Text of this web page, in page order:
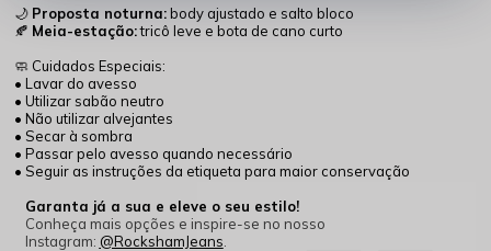
🌙 Proposta noturna: body ajustado e salto bloco
🍂 Meia-estação:tricô leve e bota de cano curto
🧼 Cuidados Especiais:
• Lavar do avesso
• Utilizar sabão neutro
• Não utilizar alvejantes
• Secar à sombra
• Passar pelo avesso quando necessário
• Seguir as instruções da etiqueta para maior conservação
Garanta já a sua e eleve o seu estilo!
Conheça mais opções e inspire-se no nosso
Instagram: @RockshamJeans